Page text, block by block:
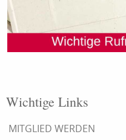
Wichtige Links
MITGLIED WERDEN